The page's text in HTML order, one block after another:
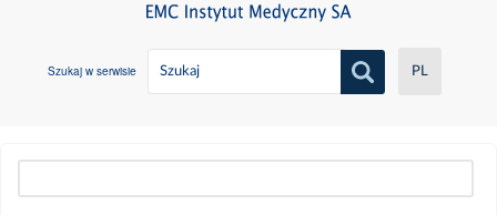
Szukaj w serwisie PL